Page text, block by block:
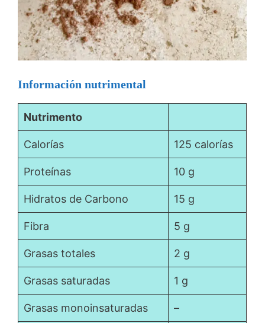
Información nutrimental
Nutrimento
Calorías 125 calorías
Proteínas 10 g
Hidratos de Carbono 15 g
Fibra 5 g
Grasas totales 2 g
Grasas saturadas 1 g
Grasas monoinsaturadas –